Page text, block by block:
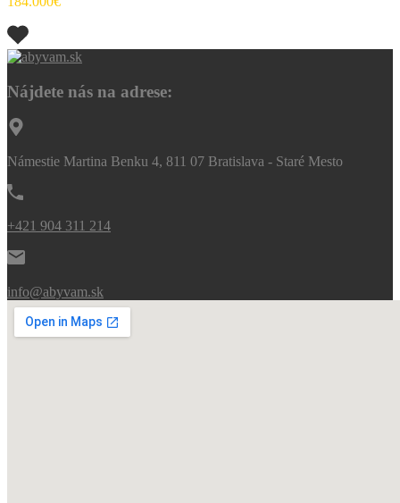
Nájdete nás na adrese:
Námestie Martina Benku 4, 811 07 Bratislava - Staré Mesto
+421 904 311 214
info@abyvam.sk